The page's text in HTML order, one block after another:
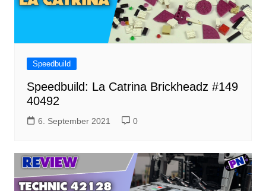
Speedbuild
Speedbuild: La Catrina Brickheadz #149
40492
6. September 2021 0